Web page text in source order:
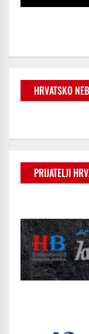
HRVATSKO
PRIJATELJI